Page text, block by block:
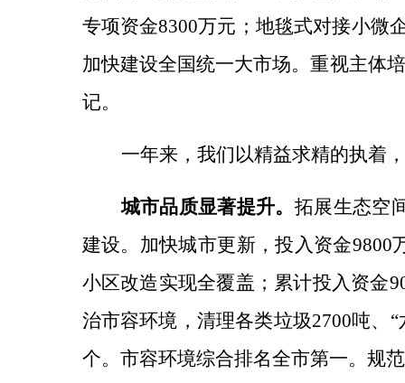
专项资金8300万元； 地毯式对接小微
加快建设全国统一大市场。重视主体
记。
一年来，我们以精益求精的执着
城市品质显著提升。 拓展生态空
建设。 加快城市更新，投入资金9800
小区改造实现全覆盖；累计投入资金
治市容环境， 清理各类垃圾2700吨、
个。市容环境综合排名全市第一。规